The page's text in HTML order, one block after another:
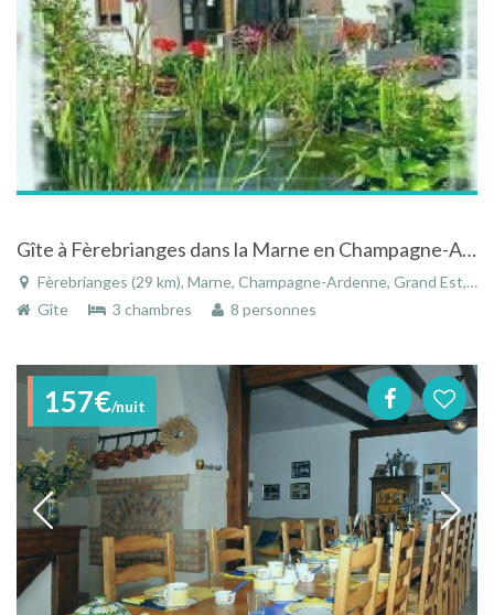
Gîte à Fèrebrianges dans la Marne en Champagne-Ardenne dans un petit village entouré de vignes
Fèrebrianges (29 km), Marne, Champagne-Ardenne, Grand Est, France
Gîte
3 chambres 8 personnes
157€/nuit